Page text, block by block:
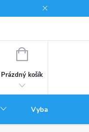
NÁKUPNÍ
Prázdný košík
Vybavení